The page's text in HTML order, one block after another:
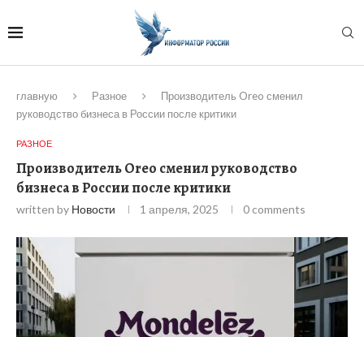
главную Разное
Производитель Oreo сменил
руководство бизнеса в России после критики
РАЗНОЕ
Производитель Oreo сменил руководство
бизнеса в России после критики
written by Новости 1 апреля, 2025 0 comments